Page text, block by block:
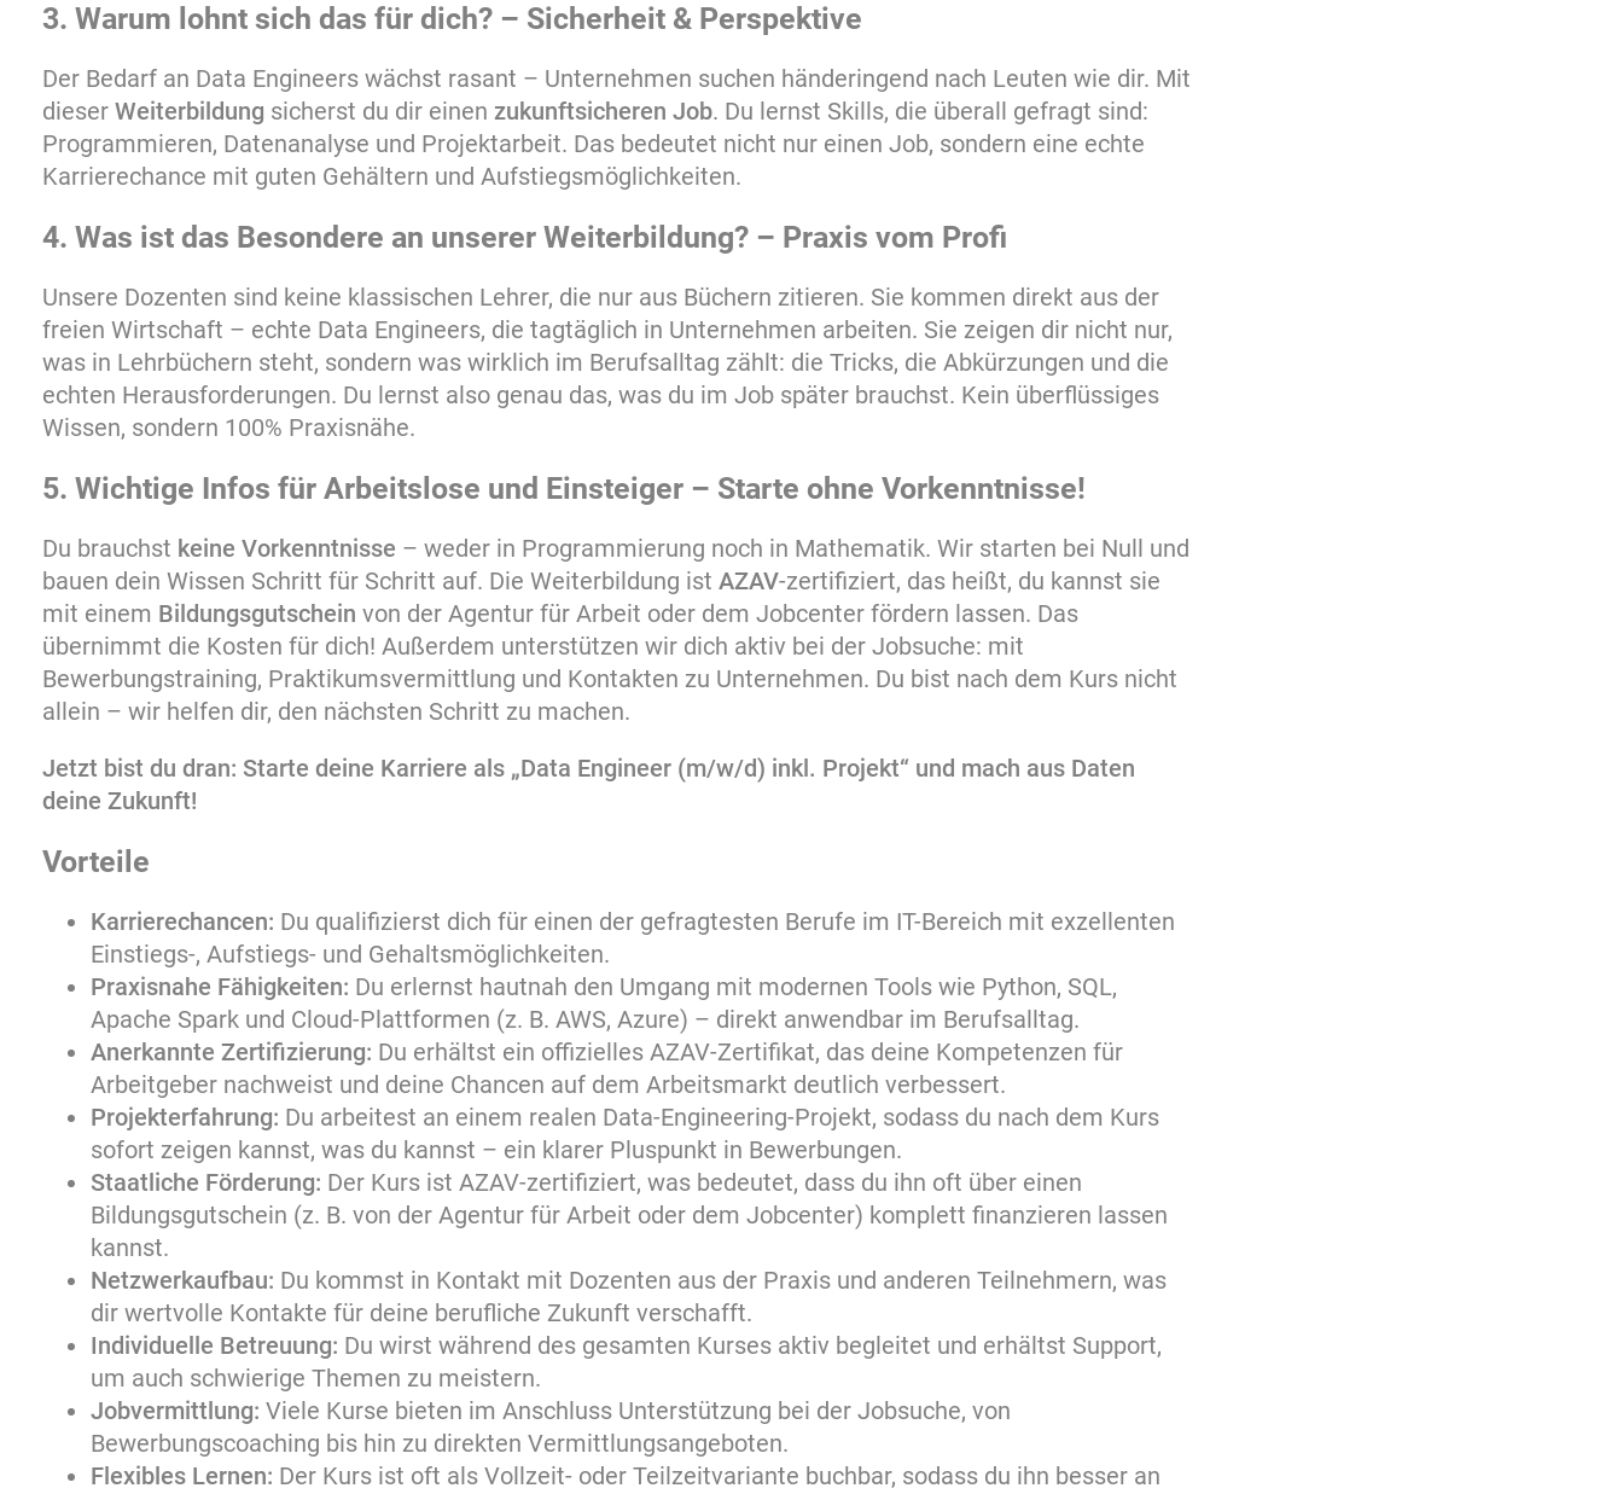
3. Warum lohnt sich das für dich? – Sicherheit & Perspektive
Der Bedarf an Data Engineers wächst rasant – Unternehmen suchen händeringend nach Leuten wie dir. Mit
dieser Weiterbildung sicherst du dir einen zukunftsicheren Job. Du lernst Skills, die überall gefragt sind:
Programmieren, Datenanalyse und Projektarbeit. Das bedeutet nicht nur einen Job, sondern eine echte
Karrierechance mit guten Gehältern und Aufstiegsmöglichkeiten.
4. Was ist das Besondere an unserer Weiterbildung? – Praxis vom Profi
Unsere Dozenten sind keine klassischen Lehrer, die nur aus Büchern zitieren. Sie kommen direkt aus der
freien Wirtschaft – echte Data Engineers, die tagtäglich in Unternehmen arbeiten. Sie zeigen dir nicht nur,
was in Lehrbüchern steht, sondern was wirklich im Berufsalltag zählt: die Tricks, die Abkürzungen und die
echten Herausforderungen. Du lernst also genau das, was du im Job später brauchst. Kein überflüssiges
Wissen, sondern 100% Praxisnähe.
5. Wichtige Infos für Arbeitslose und Einsteiger – Starte ohne Vorkenntnisse!
Du brauchst keine Vorkenntnisse – weder in Programmierung noch in Mathematik. Wir starten bei Null und
bauen dein Wissen Schritt für Schritt auf. Die Weiterbildung ist AZAV-zertifiziert, das heißt, du kannst sie
mit einem Bildungsgutschein von der Agentur für Arbeit oder dem Jobcenter fördern lassen. Das
übernimmt die Kosten für dich! Außerdem unterstützen wir dich aktiv bei der Jobsuche: mit
Bewerbungstraining, Praktikumsvermittlung und Kontakten zu Unternehmen. Du bist nach dem Kurs nicht
allein – wir helfen dir, den nächsten Schritt zu machen.
Jetzt bist du dran: Starte deine Karriere als „Data Engineer (m/w/d) inkl. Projekt“ und mach aus Daten
deine Zukunft!
Vorteile
Karrierechancen: Du qualifizierst dich für einen der gefragtesten Berufe im IT-Bereich mit exzellenten
Einstiegs-, Aufstiegs- und Gehaltsmöglichkeiten.
Praxisnahe Fähigkeiten: Du erlernst hautnah den Umgang mit modernen Tools wie Python, SQL,
Apache Spark und Cloud-Plattformen (z. B. AWS, Azure) – direkt anwendbar im Berufsalltag.
Anerkannte Zertifizierung: Du erhältst ein offizielles AZAV-Zertifikat, das deine Kompetenzen für
Arbeitgeber nachweist und deine Chancen auf dem Arbeitsmarkt deutlich verbessert.
Projekterfahrung: Du arbeitest an einem realen Data-Engineering-Projekt, sodass du nach dem Kurs
sofort zeigen kannst, was du kannst – ein klarer Pluspunkt in Bewerbungen.
Staatliche Förderung: Der Kurs ist AZAV-zertifiziert, was bedeutet, dass du ihn oft über einen
Bildungsgutschein (z. B. von der Agentur für Arbeit oder dem Jobcenter) komplett finanzieren lassen
kannst.
Netzwerkaufbau: Du kommst in Kontakt mit Dozenten aus der Praxis und anderen Teilnehmern, was
dir wertvolle Kontakte für deine berufliche Zukunft verschafft.
Individuelle Betreuung: Du wirst während des gesamten Kurses aktiv begleitet und erhältst Support,
um auch schwierige Themen zu meistern.
Jobvermittlung: Viele Kurse bieten im Anschluss Unterstützung bei der Jobsuche, von
Bewerbungscoaching bis hin zu direkten Vermittlungsangeboten.
Flexibles Lernen: Der Kurs ist oft als Vollzeit- oder Teilzeitvariante buchbar, sodass du ihn besser an